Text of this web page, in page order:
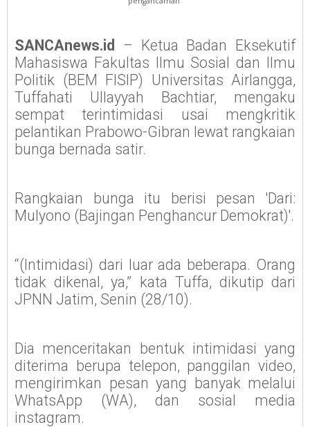
SANCAnews.id
– Ketua Badan Eksekutif
Mahasiswa Fakultas Ilmu Sosial dan Ilmu
Politik (BEM FISIP) Universitas Airlangga,
Tuffahati Ullayyah Bachtiar, mengaku
sempat terintimidasi usai mengkritik
pelantikan Prabowo-Gibran lewat rangkaian
bunga bernada satir.
Rangkaian bunga itu berisi pesan 'Dari:
Mulyono (Bajingan Penghancur Demokrat)'.
“(Intimidasi) dari luar ada beberapa. Orang
tidak dikenal, ya,” kata Tuffa, dikutip dari
JPNN Jatim, Senin (28/10).
Dia menceritakan bentuk intimidasi yang
diterima berupa telepon, panggilan video,
mengirimkan pesan yang banyak melalui
WhatsApp (WA), dan sosial media
instagram.